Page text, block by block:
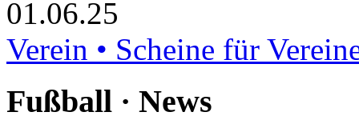
01.06.25
Verein • Scheine für
Fußball · News